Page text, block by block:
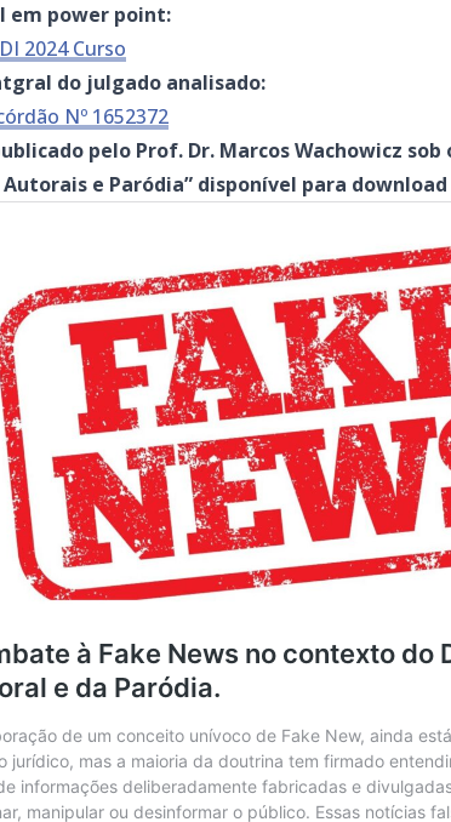
em power point:
2024 Curso
do julgado analisado:
Nº 1652372
pelo Prof. Dr. Marcos Wachowicz sob
e Paródia” disponível para